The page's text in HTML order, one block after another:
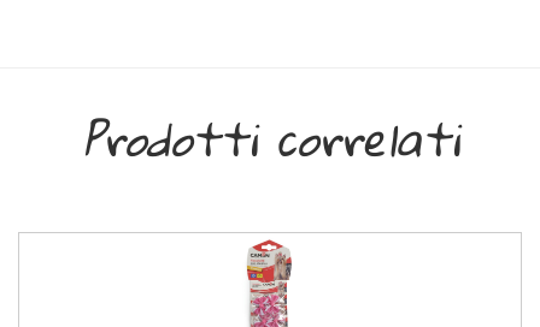
Prodotti correlati